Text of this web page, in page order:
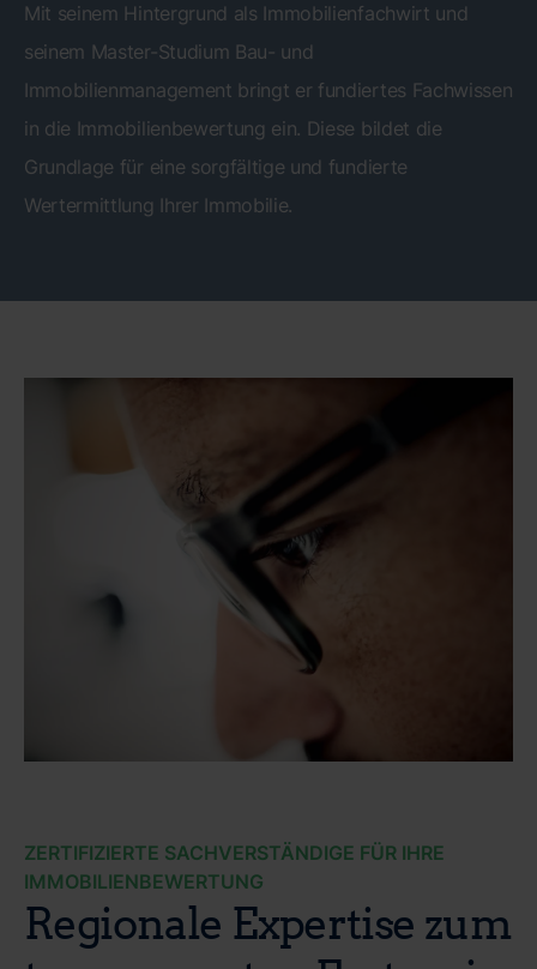
Mit seinem Hintergrund als Immobilienfachwirt und
seinem Master-Studium Bau- und
Immobilienmanagement bringt er fundiertes Fachwissen
in die Immobilienbewertung ein. Diese bildet die
Grundlage für eine sorgfältige und fundierte
Wertermittlung Ihrer Immobilie.
ZERTIFIZIERTE SACHVERSTÄNDIGE FÜR IHRE
IMMOBILIENBEWERTUNG
Regionale Expertise zum